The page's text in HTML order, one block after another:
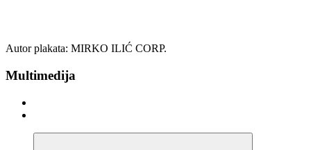
Autor plakata: MIRKO ILIĆ CORP.
Multimedija